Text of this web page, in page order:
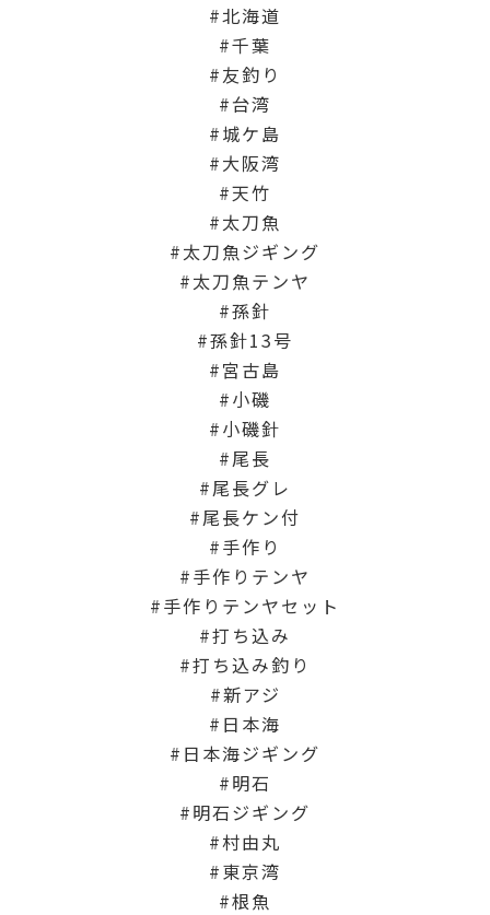
北海道
千葉
友釣り
台湾
城ケ島
大阪湾
天竹
太刀魚
太刀魚ジギング
太刀魚テンヤ
孫針
孫針13号
宮古島
小磯
小磯針
尾長
尾長グレ
尾長ケン付
手作り
手作りテンヤ
手作りテンヤセット
打ち込み
打ち込み釣り
新アジ
日本海
日本海ジギング
明石
明石ジギング
村由丸
東京湾
根魚